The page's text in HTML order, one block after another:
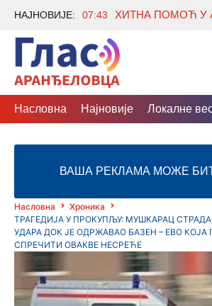
НАЈНОВИЈЕ: 07:43
Насловна Најновије Локалне
ВАША РЕКЛАМА МОЖЕ
Насловна
Хроника
ТРАГЕДИЈА У ПРОКУПЉУ: МУШКАРАЦ
УДАРА ДОК ЈЕ ОДРЖАВАО БАЗЕН – ЕВО КОЈА
СПРЕЧИТИ ОВАКВЕ НЕСРЕЋЕ